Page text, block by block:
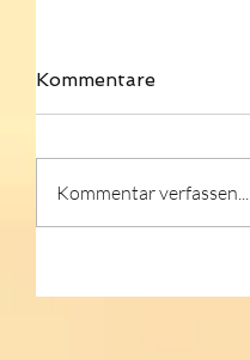
Kommentare
Kommentar verfassen...